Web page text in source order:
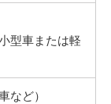
型車または軽
など）